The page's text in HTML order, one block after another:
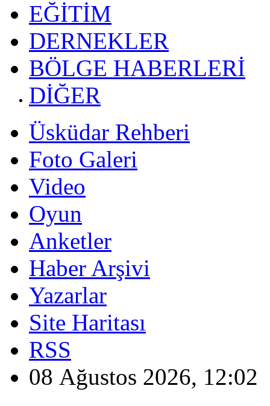
EĞİTİM
DERNEKLER
BÖLGE HABERLERİ
DİĞER
Üsküdar Rehberi
Foto Galeri
Video
Oyun
Anketler
Haber Arşivi
Yazarlar
Site Haritası
RSS
08 Ağustos 2026, 12:02